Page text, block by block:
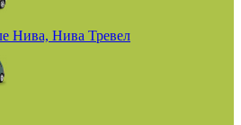
Нива, Нива Тревел